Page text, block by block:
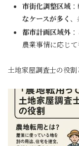
市街化調整区域：
なケースが多く 、
都市計画区域外
農業事情に応じて
土地家屋調査士の役割